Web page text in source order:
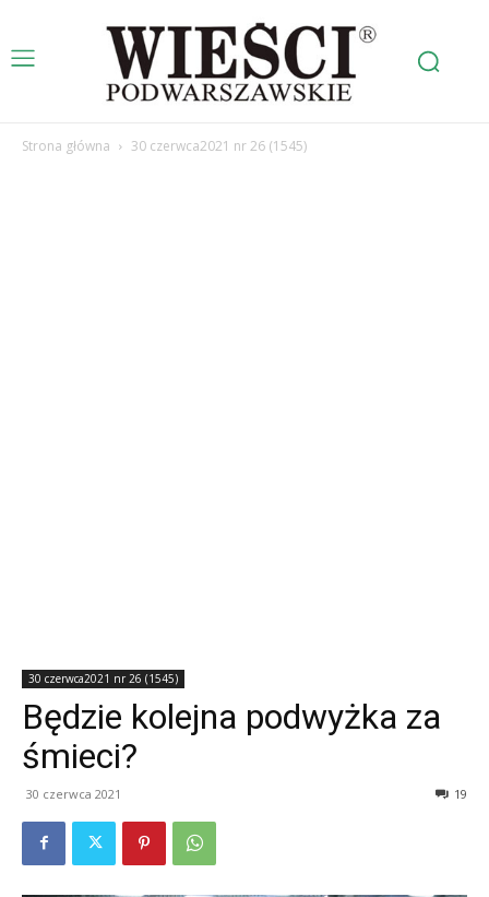
Strona główna 30 czerwca2021 nr 26 (1545)
30 czerwca2021 nr 26 (1545)
Będzie kolejna podwyżka za
śmieci?
30 czerwca 2021 19